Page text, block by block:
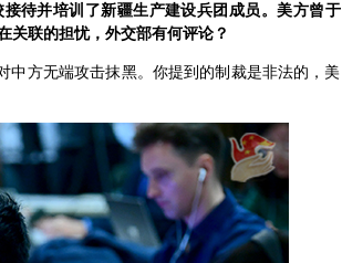
待并培训了新疆生产建设兵团成员。美方曾于
关联的担忧，外交部有何评论？
中方无端攻击抹黑。你提到的制裁是非法的，美